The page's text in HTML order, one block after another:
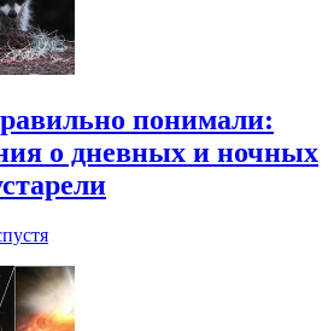
понимали:
о дневных и ночных